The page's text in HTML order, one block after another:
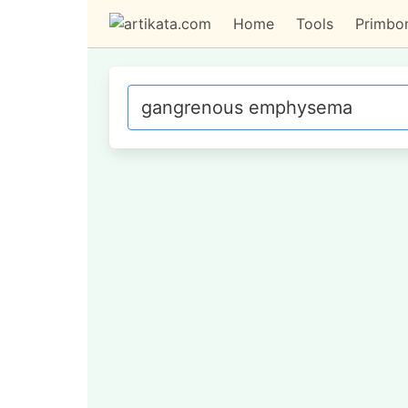
Home Tools